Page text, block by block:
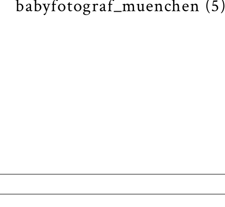
babyfotograf_muenchen (5)